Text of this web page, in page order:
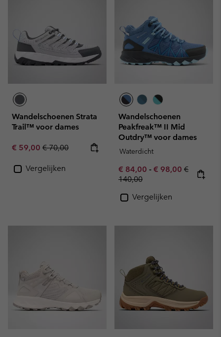
Wandelschoenen Strata
Trail™ voor dames
Sale price:
€ 59,00 Regular price:
€ 70,00
Vergelijken
Wandelschoenen
Peakfreak™ II Mid
Outdry™ voor dames
Waterdicht
Minimum sale price:
€ 84,00 - Maximum sale
€ 98,00 Regular
€
140,00
Vergelijken